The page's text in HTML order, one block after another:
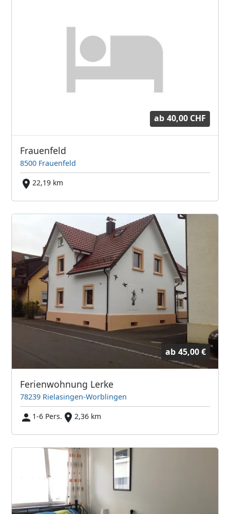
ab 40,00 CHF
Frauenfeld
8500 Frauenfeld
22,19 km
ab 45,00 €
Ferienwohnung Lerke
78239 Rielasingen-Worblingen
1-6 Pers.
2,36 km